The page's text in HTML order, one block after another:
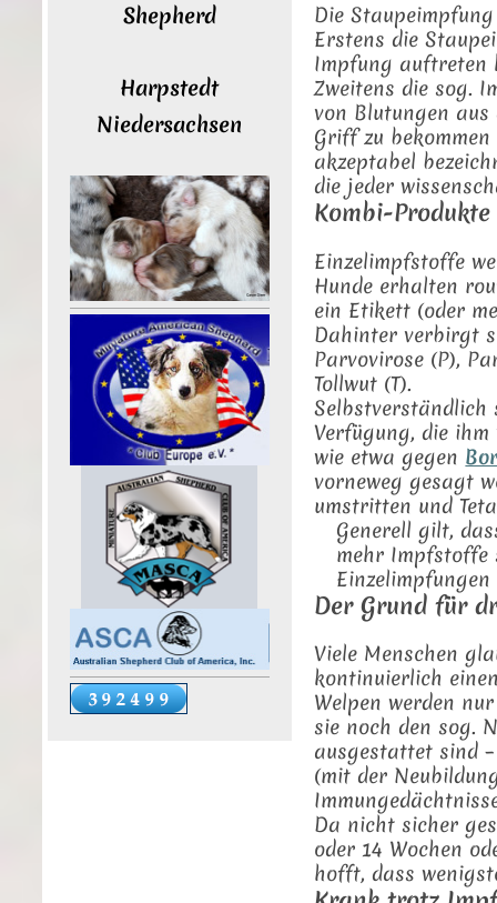
Shepherd
Harpstedt
Niedersachsen
Die
Erstens die
Impfung auftreten
Zweitens die sog.
von Blutungen
Griff zu
akzeptabel
die jeder
Kombi-
Einzelimpfstoffe
Hunde erhalten
ein Etikett (oder
Dahinter verbirgt
Parvovirose (P),
Tollwut (T).
Selbstverständlich
Verfügung, die
wie etwa gegen
vorneweg gesagt
umstritten und
Generell gilt,
mehr Impfstoffe
Der Grund für
Viele Menschen
kontinuierlich
Welpen werden
sie noch den sog.
ausgestattet sind
(mit der
Da nicht sicher
oder 14 Wochen
hofft, dass